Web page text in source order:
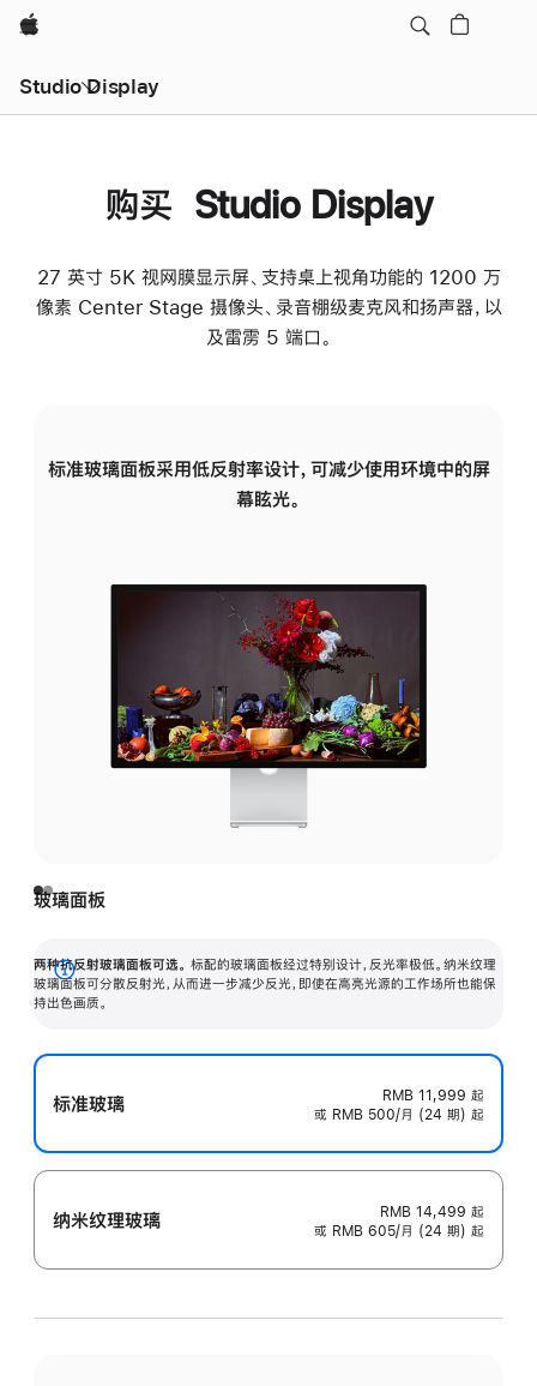
Apple
Studio Display
购买 Studio Display
27 英寸 5K 视网膜显示屏、支持桌上视角功能的 1200 万
像素 Center Stage 摄像头、录音棚级麦克风和扬声器，以
及雷雳 5 端口。
标准玻璃面板采用低反射率设计，可减少使用环境中的屏
幕眩光。
玻璃面板
两种抗反射玻璃面板可选。 标配的玻璃面板经过特别设计，反光率极低。纳米纹理
玻璃面板可分散反射光，从而进一步减少反光，即使在高亮光源的工作场所也能保
持出色画质。
展
开
标准玻璃 RMB 11,999 起
或 RMB 500/月 (24 期) 起
纳米纹理玻璃 RMB 14,499 起
或 RMB 605/月 (24 期) 起